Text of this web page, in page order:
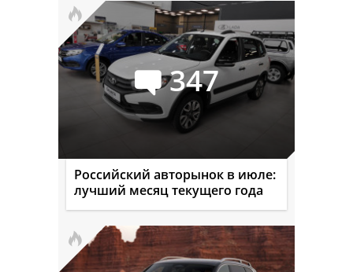
347
Российский авторынок в июле:
лучший месяц текущего года